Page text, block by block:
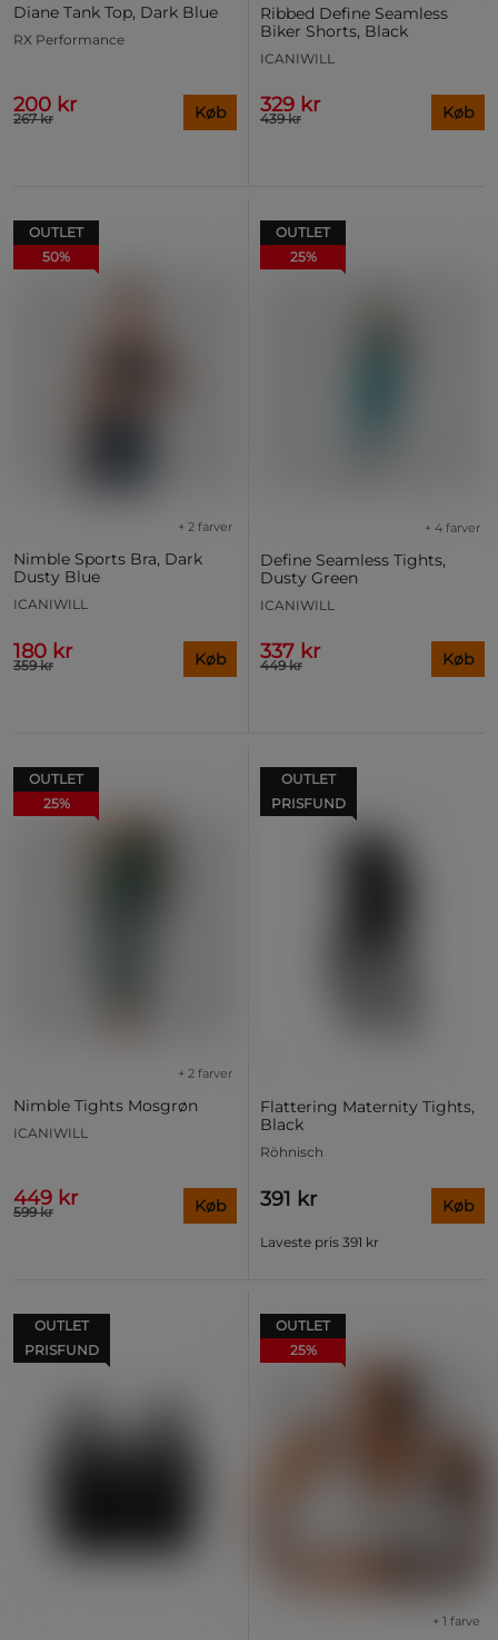
Diane Tank Top, Dark Blue
RX Performance
200 kr
267 kr Køb
Ribbed Define Seamless
Biker Shorts, Black
ICANIWILL
329 kr
439 kr Køb
OUTLET
50%
Nimble Sports Bra, Dark
Dusty Blue
+ 2 farver
ICANIWILL
180 kr
359 kr Køb
OUTLET
25%
Define Seamless Tights,
Dusty Green
+ 4 farver
ICANIWILL
337 kr
449 kr Køb
OUTLET
25%
Nimble Tights Mosgrøn
+ 2 farver
ICANIWILL
449 kr
599 kr Køb
OUTLET
PRISFUND
Flattering Maternity Tights,
Black
Röhnisch
391 kr
Laveste pris 391 kr
Køb
OUTLET
PRISFUND
OUTLET
25%
+ 1 farve